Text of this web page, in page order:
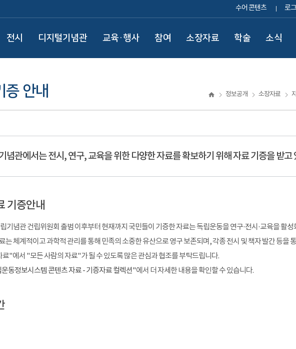
수어 콘텐츠 로
전시 디지털기념관 교육·행사 참여 소장자료 학술 소식
증 안내 정보공개 소장자료
념관에서는 전시, 연구, 교육을 위한 다양한 자료를 확보하기 위해 자료 기증을 받고
기증안내
기념관 건립위원회 출범 이후부터 현재까지 국민들이 기증한 자료는 독립운동을 연구·전시·교육을 활성
는 체계적이고 과학적 관리를 통해 민족의 소중한 유산으로 영구 보존되며, 각종 전시 및 책자 발간 등을
"에서 "모든 사람의 자료"가 될 수 있도록 많은 관심과 협조를 부탁드립니다.
동정보시스템 콘텐츠 자료 - 기증자료 컬렉션"에서 더 자세한 내용을 확인할 수 있습니다.